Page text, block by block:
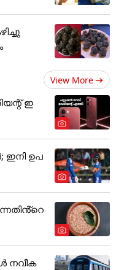
View More
ഇ
ഉപ
നവീക